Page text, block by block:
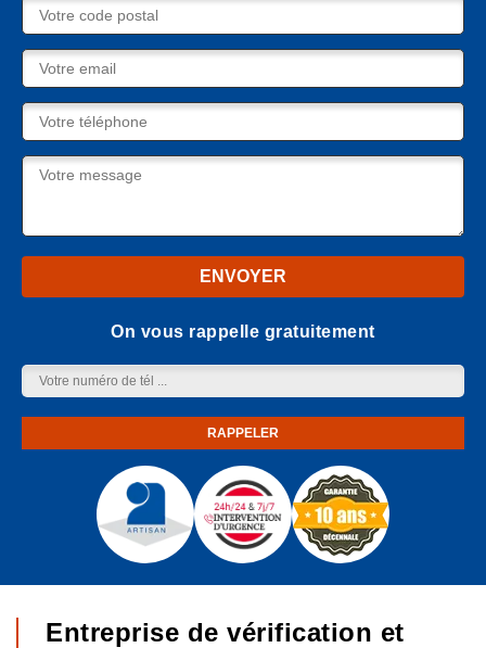
On vous rappelle gratuitement
Entreprise de vérification et